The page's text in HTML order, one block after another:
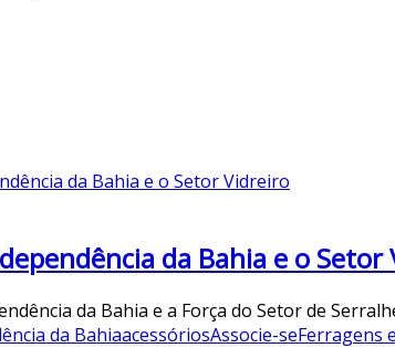
da Bahia e o Setor
da Bahia e a Força do Setor de
da BahiaacessóriosAssocie-seFerragens